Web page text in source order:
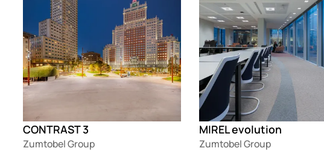
CONTRAST 3
Zumtobel Group
MIREL evolution
Zumtobel Group